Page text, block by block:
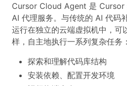
Cursor Cloud Agent 是 Cursor
AI 代理服务。与传统的 AI 代码
运行在独立的云端虚拟机中，可
样，自主地执行一系列复杂任务：
探索和理解代码库结构
安装依赖、配置开发环境